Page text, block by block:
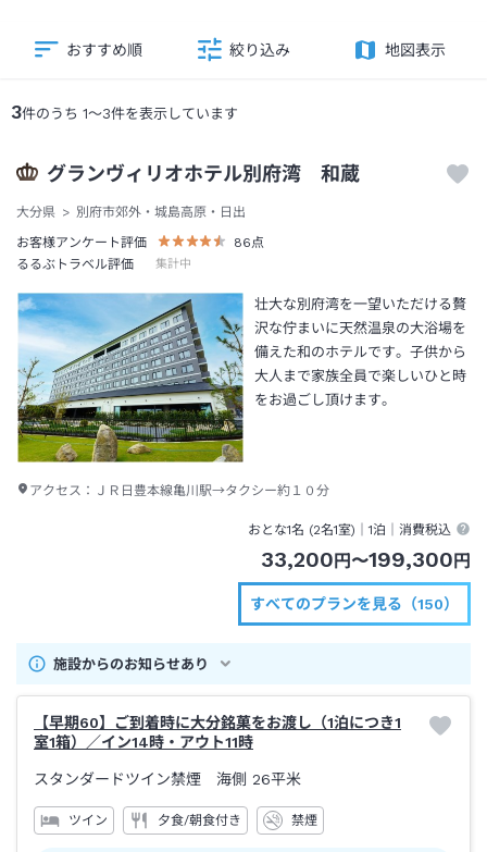
3件のうち 1～3件を表示しています
おすすめ順 絞り込み 地図表示
グランヴィリオホテル別府湾 和蔵
大分県
別府市郊外・城島高原・日出
お客様アンケート評価
86 点
るるぶトラベル評価
集計中
壮大な別府湾を一望いただける贅
沢な佇まいに天然温泉の大浴場を
備えた和のホテルです。子供から
大人まで家族全員で楽しいひと時
をお過ごし頂けます。
アクセス： ＪＲ日豊本線亀川駅→タクシー約１０分
おとな1名 (2名1室)｜1泊 ｜消費税込
33,200 円 〜199,300 円
すべてのプランを見る（150）
施設からのお知らせあり
【早期60】ご到着時に大分銘菓をお渡し（1泊につき1
室1箱）／イン14時・アウト11時
スタンダードツイン禁煙 海側 26平米
ツイン 夕食/朝食付き 禁煙